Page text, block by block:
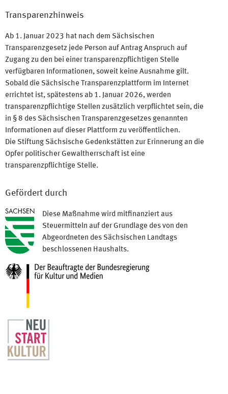
Transparenzhinweis
Ab 1. Januar 2023 hat nach dem Sächsischen
Transparenzgesetz jede Person auf Antrag Anspruch auf
Zugang zu den bei einer transparenzpflichtigen Stelle
verfügbaren Informationen, soweit keine Ausnahme gilt.
Sobald die Sächsische Transparenzplattform im Internet
errichtet ist, spätestens ab 1. Januar 2026, werden
transparenzpflichtige Stellen zusätzlich verpflichtet sein, die
in § 8 des Sächsischen Transparenzgesetzes genannten
Informationen auf dieser Plattform zu veröffentlichen.
Die Stiftung Sächsische Gedenkstätten zur Erinnerung an die
Opfer politischer Gewaltherrschaft ist eine
transparenzpflichtige Stelle.
Gefördert durch
Diese Maßnahme wird mitfinanziert aus
Steuermitteln auf der Grundlage des von den
Abgeordneten des Sächsischen Landtags
beschlossenen Haushalts.